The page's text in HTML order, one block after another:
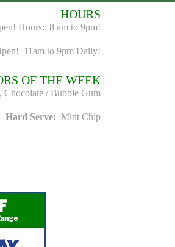
HOURS
Hours: 8 am to 9pm!
11am to 9pm Daily!
OF THE WEEK
Chocolate / Bubble Gum
Hard Serve: Mint Chip